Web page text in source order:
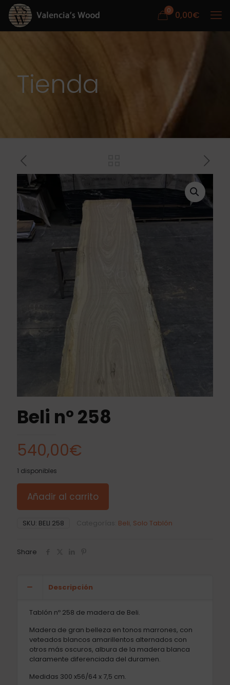
0 0,00€
Tienda
Beli nº 258
540,00€
1 disponibles
Añadir al carrito
SKU: BELI 258 Beli Solo Tablón
Share
Descripción
Tablón nº 258 de madera de Beli.
Madera de gran belleza en tonos marrones, con
veteados blancos amarillentos alternados con
otros más oscuros, albura de la madera blanca
claramente diferenciada del duramen.
Medidas 300 x56/64 x 7,5 cm.